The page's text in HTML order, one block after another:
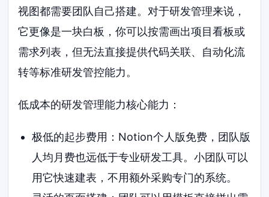
视图都需要团队自己搭建。对于研发管理来说，
它更像是一块白板，你可以按需画出项目看板或
需求列表，但无法直接提供代码关联、自动化流
转等标准研发管控能力。
低成本的研发管理能力核心能力：
极低的起步费用：Notion个人版免费，团队版
人均月费也远低于专业研发工具。小团队可以
用它快速建表，不用额外采购专门的系统。